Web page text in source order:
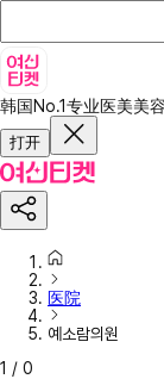
韩国No.1专业医美美
打开
医院
예소람의원
1 / 0